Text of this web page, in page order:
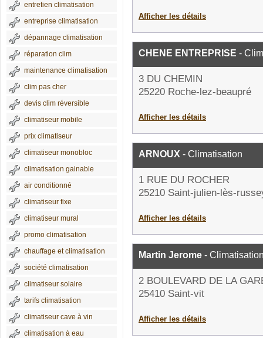
entretien climatisation
entreprise climatisation
dépannage climatisation
réparation clim
maintenance climatisation
clim pas cher
devis clim réversible
climatiseur mobile
prix climatiseur
climatiseur monobloc
climatisation gainable
air conditionné
climatiseur fixe
climatiseur mural
promo climatisation
chauffage et climatisation
société climatisation
climatiseur solaire
tarifs climatisation
climatiseur cave à vin
climatisation à eau
Afficher les détails
CHENE ENTREPRISE -
3 DU CHEMIN
25220 Roche-lez-beaupré
Afficher les détails
ARNOUX - Climatisation
1 RUE DU ROCHER
25210 Saint-julien-lès-
Afficher les détails
Martin Jerome -
2 BOULEVARD DE LA
25410 Saint-vit
Afficher les détails